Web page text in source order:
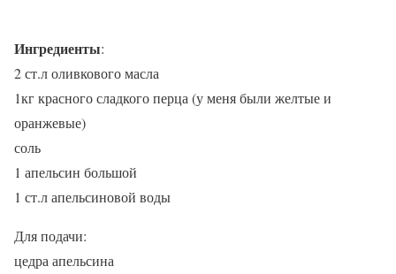
Ингредиенты:
2 ст.л оливкового масла
1кг красного сладкого перца (у меня были желтые и
оранжевые)
соль
1 апельсин большой
1 ст.л апельсиновой воды
Для подачи:
цедра апельсина